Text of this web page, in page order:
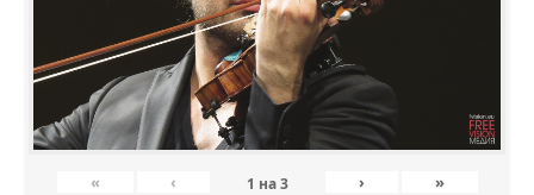
« ‹ 1 на3 › »